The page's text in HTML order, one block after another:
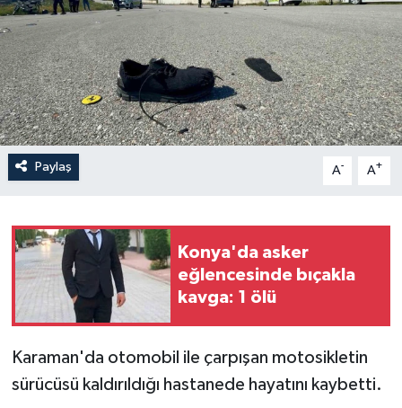
Paylaş A- A+
Konya'da asker
eğlencesinde bıçakla
kavga: 1 ölü
Karaman'da otomobil ile çarpışan motosikletin
sürücüsü kaldırıldığı hastanede hayatını kaybetti.
Resmi İlan